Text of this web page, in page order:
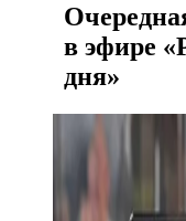
в эфире
дня»